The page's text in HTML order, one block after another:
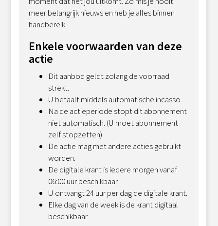
meer belangrijk nieuws en heb je alles binnen
handbereik.
Enkele voorwaarden van deze
actie
Dit aanbod geldt zolang de voorraad
strekt.
U betaalt middels automatische incasso.
Na de actieperiode stopt dit abonnement
niet automatisch. (U moet abonnement
zelf stopzetten).
De actie mag met andere acties gebruikt
worden.
De digitale krant is iedere morgen vanaf
06:00 uur beschikbaar.
U ontvangt 24 uur per dag de digitale krant.
Elke dag van de week is de krant digitaal
beschikbaar.